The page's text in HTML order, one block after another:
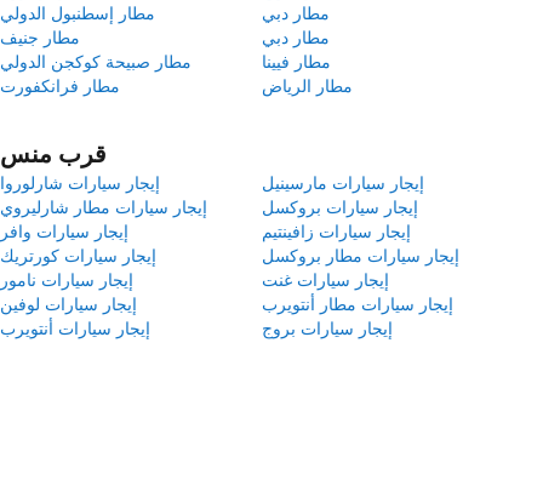
مطار إسطنبول الدولي
مطار دبي
مطار جنيف
مطار دبي
مطار صبيحة كوكجن الدولي
مطار فيينا
مطار فرانكفورت
مطار الرياض
قرب منس
إيجار سيارات شارلوروا
إيجار سيارات مارسينيل
إيجار سيارات مطار شارليروي
إيجار سيارات بروكسل
إيجار سيارات وافر
إيجار سيارات زافينتيم
إيجار سيارات كورتريك
إيجار سيارات مطار بروكسل
إيجار سيارات نامور
إيجار سيارات غنت
إيجار سيارات لوفين
إيجار سيارات مطار أنتويرب
إيجار سيارات أنتويرب
إيجار سيارات بروج